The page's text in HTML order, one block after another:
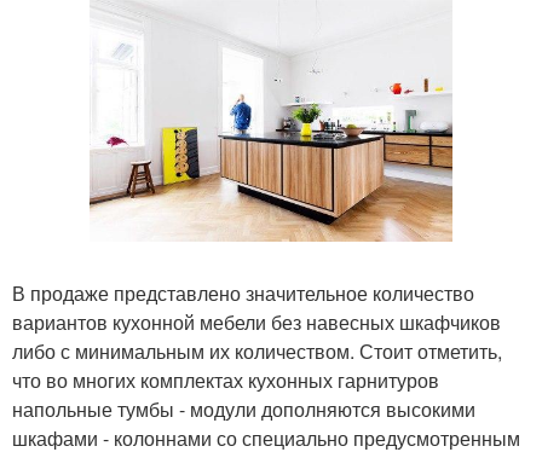
В продаже представлено значительное количество
вариантов кухонной мебели без навесных шкафчиков
либо с минимальным их количеством. Стоит отметить,
что во многих комплектах кухонных гарнитуров
напольные тумбы - модули дополняются высокими
шкафами - колоннами со специально предусмотренным